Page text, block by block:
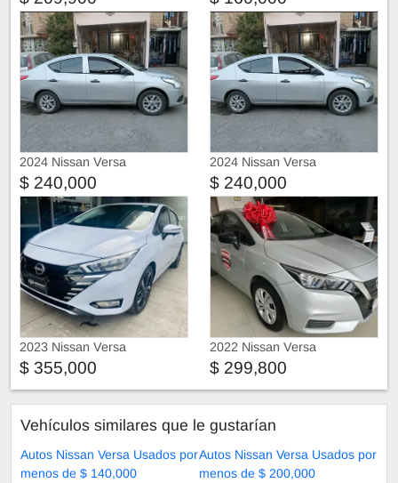
2024 Nissan Versa
$ 240,000
2024 Nissan Versa
$ 240,000
2023 Nissan Versa
$ 355,000
2022 Nissan Versa
$ 299,800
Vehículos similares que le gustarían
Autos Nissan Versa Usados por
menos de $ 140,000
Autos Nissan Versa Usados por
menos de $ 200,000